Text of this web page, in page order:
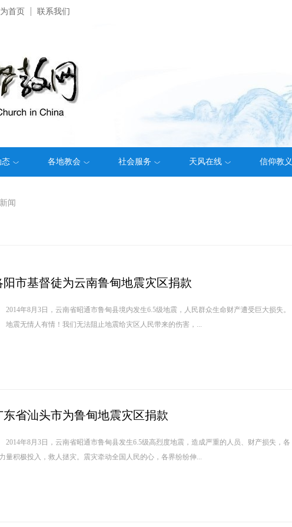
首页 联系我们
态 各地教会 社会服务 天风在线 信仰教义
闻
阳市基督徒为云南鲁甸地震灾区捐款
年8月3日，云南省昭通市鲁甸县境内发生6.5级地震，人民群众生命财产遭受巨大损失。
震无情人有情！我们无法阻止地震给灾区人民带来的伤害，...
东省汕头市为鲁甸地震灾区捐款
年8月3日，云南省昭通市鲁甸县发生6.5级高烈度地震，造成严重的人员、财产损失，各
量积极投入，救人拯灾。震灾牵动全国人民的心，各界纷纷伸...